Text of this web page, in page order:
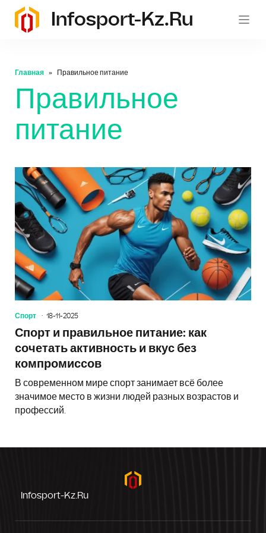
Infosport-Kz.ru
Главная Правильное питание
Правильное
питание
Спорт 18-11-2025
Спорт и правильное питание: как
сочетать активность и вкус без
компромиссов
В современном мире спорт занимает всё более
значимое место в жизни людей разных возрастов и
профессий.
Infosport-Kz.ru